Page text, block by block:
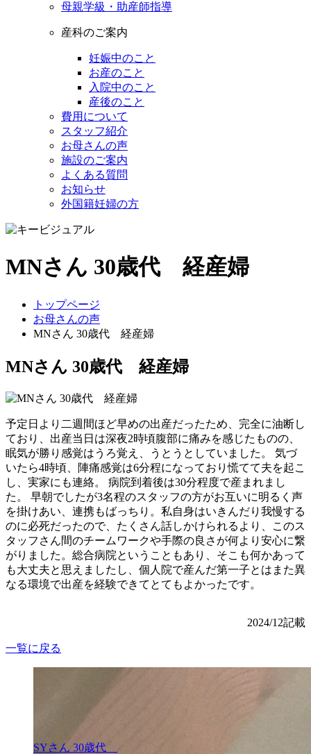
母親学級・助産師指導
産科のご案内
妊娠中のこと
お産のこと
入院中のこと
産後のこと
費用について
スタッフ紹介
お母さんの声
施設のご案内
よくある質問
お知らせ
外国籍妊婦の方
MNさん 30歳代 経産婦
トップページ
お母さんの声
MNさん 30歳代 経産婦
MNさん 30歳代 経産婦
予定日より二週間ほど早めの出産だったため、完全に油断し
ており、出産当日は深夜2時頃腹部に痛みを感じたものの、
眠気が勝り感覚はうろ覚え、うとうとしていました。 気づ
いたら4時頃、陣痛感覚は6分程になっており慌てて夫を起こ
し、実家にも連絡。 病院到着後は30分程度で産まれまし
た。 早朝でしたが3名程のスタッフの方がお互いに明るく声
を掛けあい、連携もばっちり。私自身はいきんだり我慢する
のに必死だったので、たくさん話しかけられるより、このス
タッフさん間のチームワークや手際の良さが何より安心に繋
がりました。総合病院ということもあり、そこも何かあって
も大丈夫と思えましたし、個人院で産んだ第一子とはまた異
なる環境で出産を経験できてとてもよかったです。
2024/12記載
一覧に戻る
SYさん 30歳代